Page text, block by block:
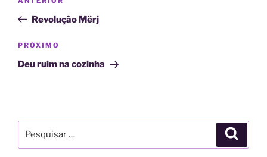
Post
anterior
Revolução Mërj
Próximo
post
PRÓXIMO
Deu ruim na cozinha
por: